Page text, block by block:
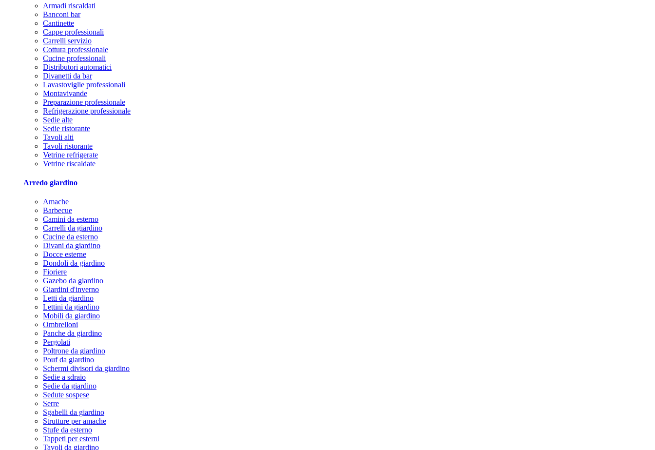
Armadi riscaldati
Banconi bar
Cantinette
Cappe professionali
Carrelli servizio
Cottura professionale
Cucine professionali
Distributori automatici
Divanetti da bar
Lavastoviglie professionali
Montavivande
Preparazione professionale
Refrigerazione professionale
Sedie alte
Sedie ristorante
Tavoli alti
Tavoli ristorante
Vetrine refrigerate
Vetrine riscaldate
Arredo giardino
Amache
Barbecue
Camini da esterno
Carrelli da giardino
Cucine da esterno
Divani da giardino
Docce esterne
Dondoli da giardino
Fioriere
Gazebo da giardino
Giardini d'inverno
Letti da giardino
Lettini da giardino
Mobili da giardino
Ombrelloni
Panche da giardino
Pergolati
Poltrone da giardino
Pouf da giardino
Schermi divisori da giardino
Sedie a sdraio
Sedie da giardino
Sedute sospese
Serre
Sgabelli da giardino
Strutture per amache
Stufe da esterno
Tappeti per esterni
Tavoli da giardino